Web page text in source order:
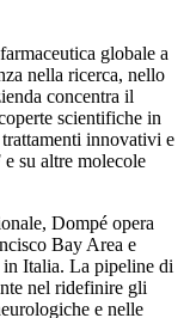
globale a
nella ricerca, nello
concentra il
scientifiche in
innovativi e
su altre molecole
Dompé opera
Bay Area e
Italia. La pipeline di
nel ridefinire gli
e nelle